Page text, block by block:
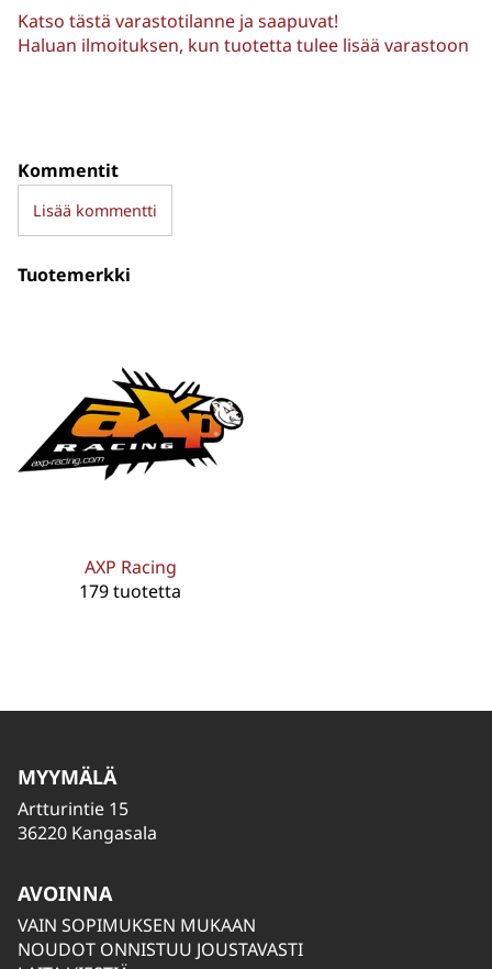
Katso tästä varastotilanne ja saapuvat!
Haluan ilmoituksen, kun tuotetta tulee lisää varastoon
Kommentit
Lisää kommentti
Tuotemerkki
AXP Racing
179 tuotetta
MYYMÄLÄ
Artturintie 15
36220 Kangasala
AVOINNA
VAIN SOPIMUKSEN MUKAAN
NOUDOT ONNISTUU JOUSTAVASTI